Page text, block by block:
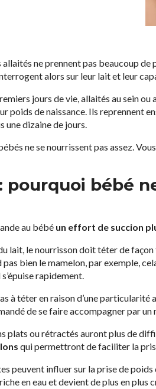
ne prennent pas beaucoup
alors sur leur lait et leur
jours de vie, allaités au sein ou
poids de naissance. Ils
une dizaine de jours.
ne se nourrissent pas assez.
bébé
au bébé un effort de succion
lait, le nourrisson doit téter de
pas bien le mamelon, par exemple,
rapidement.
à téter en raison d’une
de se faire accompagner par un
plats ou rétractés auront plus de
qui permettront de faciliter la
peuvent influer sur la prise de poids
en eau et devient de plus en plus